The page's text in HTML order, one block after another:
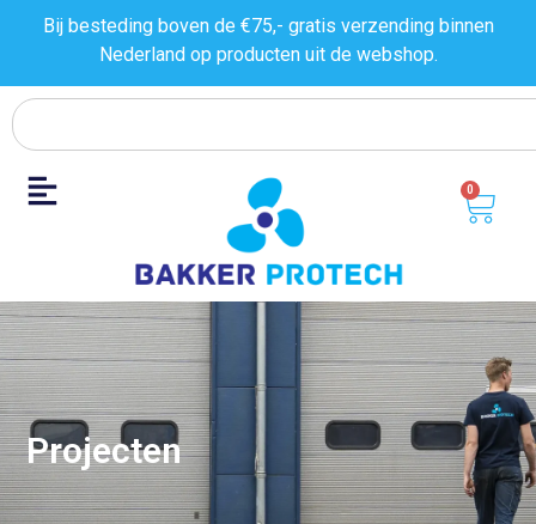
Bij besteding boven de €75,- gratis verzending binnen
Nederland op producten uit de webshop.
0
Projecten